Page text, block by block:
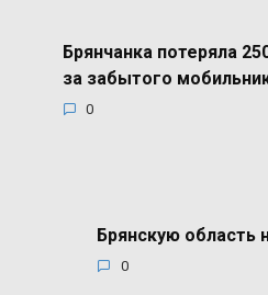
Брянчанка потеряла
за забытого
0
Брянскую область
0